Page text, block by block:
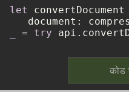
let
convertDocument
document:
= try
कोड